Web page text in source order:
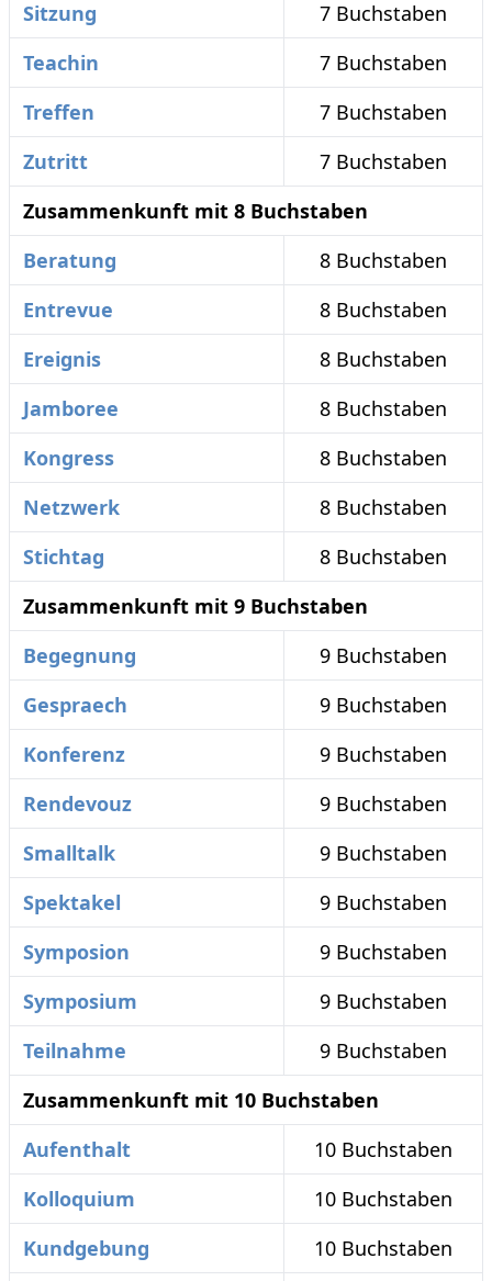
Sitzung
7 Buchstaben
Teachin
7 Buchstaben
Treffen
7 Buchstaben
Zutritt
7 Buchstaben
Zusammenkunft mit 8 Buchstaben
Beratung
8 Buchstaben
Entrevue
8 Buchstaben
Ereignis
8 Buchstaben
Jamboree
8 Buchstaben
Kongress
8 Buchstaben
Netzwerk
8 Buchstaben
Stichtag
8 Buchstaben
Zusammenkunft mit 9 Buchstaben
Begegnung
9 Buchstaben
Gespraech
9 Buchstaben
Konferenz
9 Buchstaben
Rendevouz
9 Buchstaben
Smalltalk
9 Buchstaben
Spektakel
9 Buchstaben
Symposion
9 Buchstaben
Symposium
9 Buchstaben
Teilnahme
9 Buchstaben
Zusammenkunft mit 10 Buchstaben
Aufenthalt
10 Buchstaben
Kolloquium
10 Buchstaben
Kundgebung
10 Buchstaben